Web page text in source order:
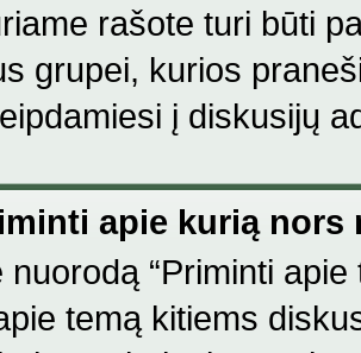
rašote turi būti
grupei, kurios
į diskusijų
apie kurią nors
nuorodą “Priminti
temą kitiems